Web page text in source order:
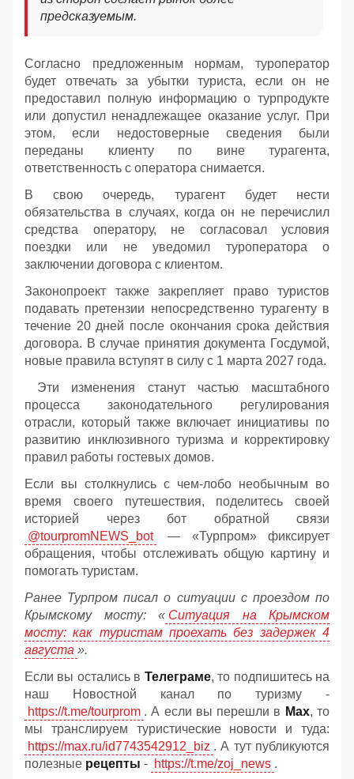
предсказуемым.
Согласно предложенным нормам, туроператор
будет отвечать за убытки туриста, если он не
предоставил полную информацию о турпродукте
или допустил ненадлежащее оказание услуг. При
этом, если недостоверные сведения были
переданы клиенту по вине турагента,
ответственность с оператора снимается.
В свою очередь, турагент будет нести
обязательства в случаях, когда он не перечислил
средства оператору, не согласовал условия
поездки или не уведомил туроператора о
заключении договора с клиентом.
Законопроект также закрепляет право туристов
подавать претензии непосредственно турагенту в
течение 20 дней после окончания срока действия
договора. В случае принятия документа Госдумой,
новые правила вступят в силу с 1 марта 2027 года.
Эти изменения станут частью масштабного
процесса законодательного регулирования
отрасли, который также включает инициативы по
развитию инклюзивного туризма и корректировку
правил работы гостевых домов.
Если вы столкнулись с чем-лобо необычным во
время своего путешествия, поделитесь своей
историей через бот обратной связи
@tourpromNEWS_bot
— «Турпром» фиксирует
обращения, чтобы отслеживать общую картину и
помогать туристам.
Ранее Турпром писал о ситуации с проездом по
Крымскому мосту: « Ситуация на Крымском
мосту: как туристам проехать без задержек 4
августа ».
Если вы остались в Телеграме, то подпишитесь на
наш Новостной канал по туризму -
https://t.me/tourprom . А если вы перешли в Мах, то
мы транслируем туристические новости и туда:
https://max.ru/id7743542912_biz . А тут публикуются
полезные рецепты - https://t.me/zoj_news .